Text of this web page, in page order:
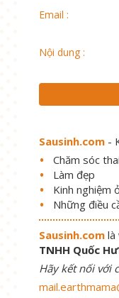
Email :
Nội dung :
Sausinh.com -
Chăm sóc
Làm đẹp
Kinh nghiệm
Những điều
Sausinh.com là
TNHH Quốc
Hãy kết nối với